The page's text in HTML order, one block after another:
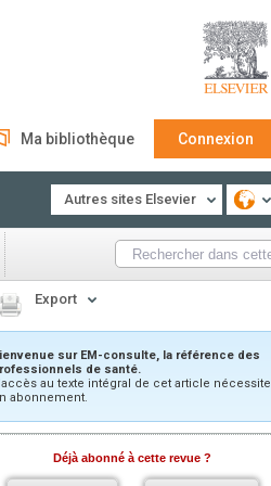
Ma bibliothèque Connexion
Autres sites Elsevier
Export
sur EM-consulte, la référence des
de santé.
au texte intégral de cet article nécessite
abonnement.
Déjà abonné à cette revue ?